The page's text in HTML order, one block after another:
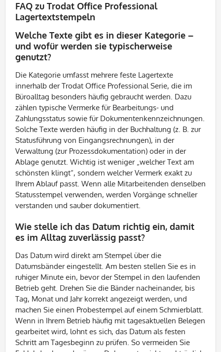
FAQ zu Trodat Office Professional
Lagertextstempeln
Welche Texte gibt es in dieser Kategorie –
und wofür werden sie typischerweise
genutzt?
Die Kategorie umfasst mehrere feste Lagertexte
innerhalb der Trodat Office Professional Serie, die im
Büroalltag besonders häufig gebraucht werden. Dazu
zählen typische Vermerke für Bearbeitungs- und
Zahlungsstatus sowie für Dokumentenkennzeichnungen.
Solche Texte werden häufig in der Buchhaltung (z. B. zur
Statusführung von Eingangsrechnungen), in der
Verwaltung (zur Prozessdokumentation) oder in der
Ablage genutzt. Wichtig ist weniger „welcher Text am
schönsten klingt“, sondern welcher Vermerk exakt zu
Ihrem Ablauf passt. Wenn alle Mitarbeitenden denselben
Statusstempel verwenden, werden Vorgänge schneller
verstanden und sauber dokumentiert.
Wie stelle ich das Datum richtig ein, damit
es im Alltag zuverlässig passt?
Das Datum wird direkt am Stempel über die
Datumsbänder eingestellt. Am besten stellen Sie es in
ruhiger Minute ein, bevor der Stempel in den laufenden
Betrieb geht. Drehen Sie die Bänder nacheinander, bis
Tag, Monat und Jahr korrekt angezeigt werden, und
machen Sie einen Probestempel auf einem Schmierblatt.
Wenn in Ihrem Betrieb häufig mit tagesaktuellen Belegen
gearbeitet wird, lohnt es sich, das Datum als festen
Schritt am Tagesbeginn zu prüfen. So vermeiden Sie